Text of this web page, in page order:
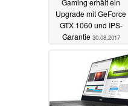
Gaming erhält ein
Upgrade mit GeForce
GTX 1060 und IPS-
Garantie 30.08.2017